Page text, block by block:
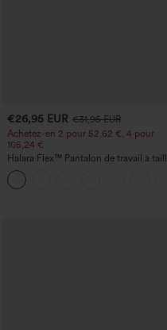
€26,95 EUR €31,95 EUR
Achetez-en 2 pour 52,62 €, 4 pour
105,24 €
Halara Flex™ Pantalon de travail à taille
haute, jambe large, avec poches, en
maille gaufrée